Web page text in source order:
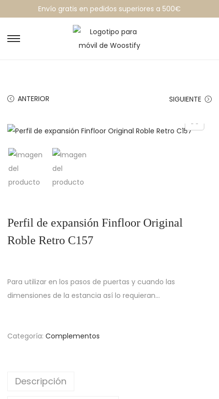
Envío gratis en pedidos superiores a 500€
ANTERIOR SIGUIENTE
Perfil de expansión Finfloor Original
Roble Retro C157
Para utilizar en los pasos de puertas y cuando las
dimensiones de la estancia así lo requieran…
Categoría: Complementos
Descripción